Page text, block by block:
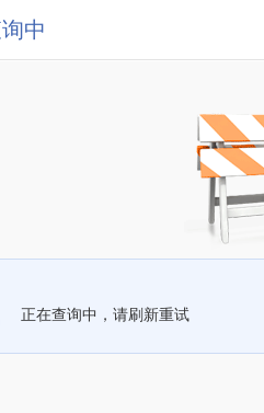
中
正在查询中，请刷新重试